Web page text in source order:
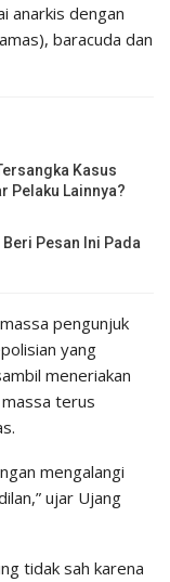
anarkis dengan
baracuda dan
Kasus
Pelaku Lainnya?
Pesan Ini Pada
pengunjuk
yang
meneriakan
terus
mengalangi
ujar Ujang
tidak sah karena